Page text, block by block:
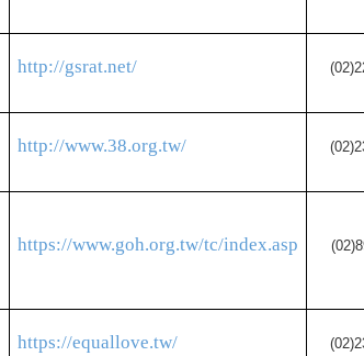
http://gsrat.net/
http://www.38.org.tw/
https://www.goh.org.tw/tc/index.asp
https://equallove.tw/